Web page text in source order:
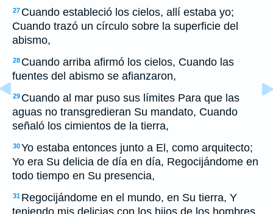
27 Cuando estableció los cielos, allí estaba yo;
Cuando trazó un círculo sobre la superficie del
abismo,
28 Cuando arriba afirmó los cielos, Cuando las
fuentes del abismo se afianzaron,
29 Cuando al mar puso sus límites Para que las
aguas no transgredieran Su mandato, Cuando
señaló los cimientos de la tierra,
30Yo estaba entonces junto a El, como arquitecto;
Yo era Su delicia de día en día, Regocijándome en
todo tiempo en Su presencia,
31 Regocijándome en el mundo, en Su tierra, Y
teniendo mis delicias con los hijos de los hombres.